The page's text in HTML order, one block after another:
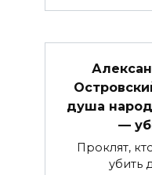
душа
—
Проклят,
убить